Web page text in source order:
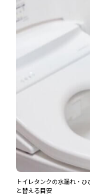
トイレタンクの水漏れ・
と替える目安